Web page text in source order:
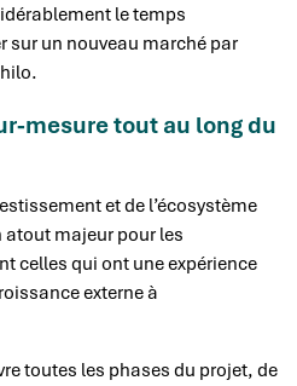
le temps
sur un nouveau marché par
mesure tout au long du
et de l’écosystème
majeur pour les
celles qui ont une expérience
externe à
toutes les phases du projet, de